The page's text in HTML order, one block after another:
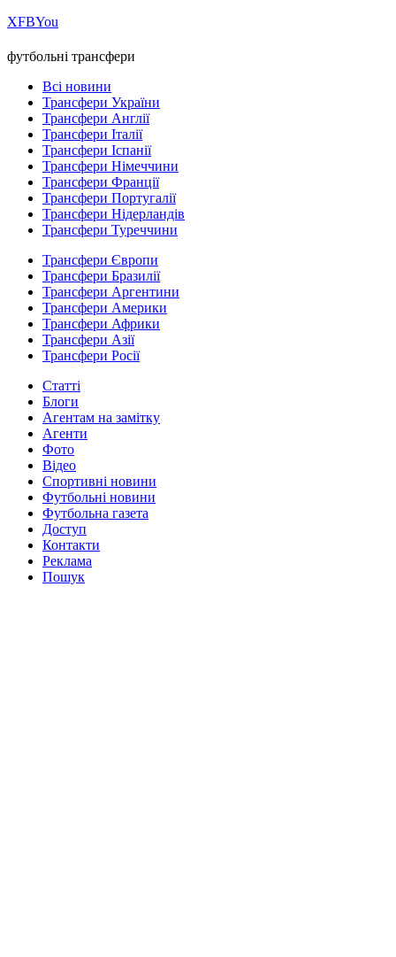
ХFBYou
футбольні трансфери
Всі новини
Трансфери України
Трансфери Англії
Трансфери Італії
Трансфери Іспанії
Трансфери Німеччини
Трансфери Франції
Трансфери Португалії
Трансфери Нідерландів
Трансфери Туреччини
Трансфери Європи
Трансфери Бразилії
Трансфери Аргентини
Трансфери Америки
Трансфери Африки
Трансфери Азії
Трансфери Росії
Статті
Блоги
Агентам на замітку
Агенти
Фото
Відео
Спортивні новини
Футбольні новини
Футбольна газета
Доступ
Контакти
Реклама
Пошук